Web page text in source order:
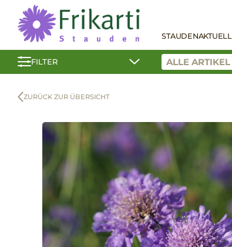
STAUDENAKTUELL
FILTER
ZURÜCK ZUR ÜBERSICHT